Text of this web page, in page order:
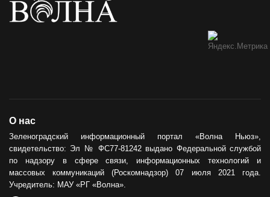
О нас
Зеленоградский информационный портал «Волна Ньюз»,
свидетельство: Эл № ФС77-81242 выдано Федеральной службой
по надзору в сфере связи, информационных технологий и
массовых коммуникаций (Роскомнадзор) 07 июля 2021 года.
Учредитель: МАУ «РГ «Волна».